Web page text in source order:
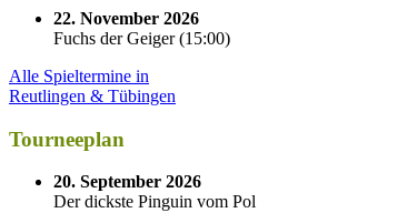
22. November 2026
Fuchs der Geiger(15:00)
Alle Spieltermine in
Reutlingen & Tübingen
Tourneeplan
20. September 2026
Der dickste Pinguin vom Pol